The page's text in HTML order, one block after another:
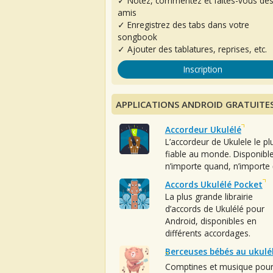
amis
✓ Enregistrez des tabs dans votre
songbook
✓ Ajouter des tablatures, reprises, etc.
Inscription
APPLICATIONS ANDROID
Accordeur Ukulélé
L’accordeur de Ukulele le
fiable au monde. Disponible
n’importe quand, n’importe
Accords Ukulélé Pocket
La plus grande librairie
d’accords de Ukulélé pour
Android, disponibles en
différents accordages.
Berceuses bébés au
Comptines et musique pour